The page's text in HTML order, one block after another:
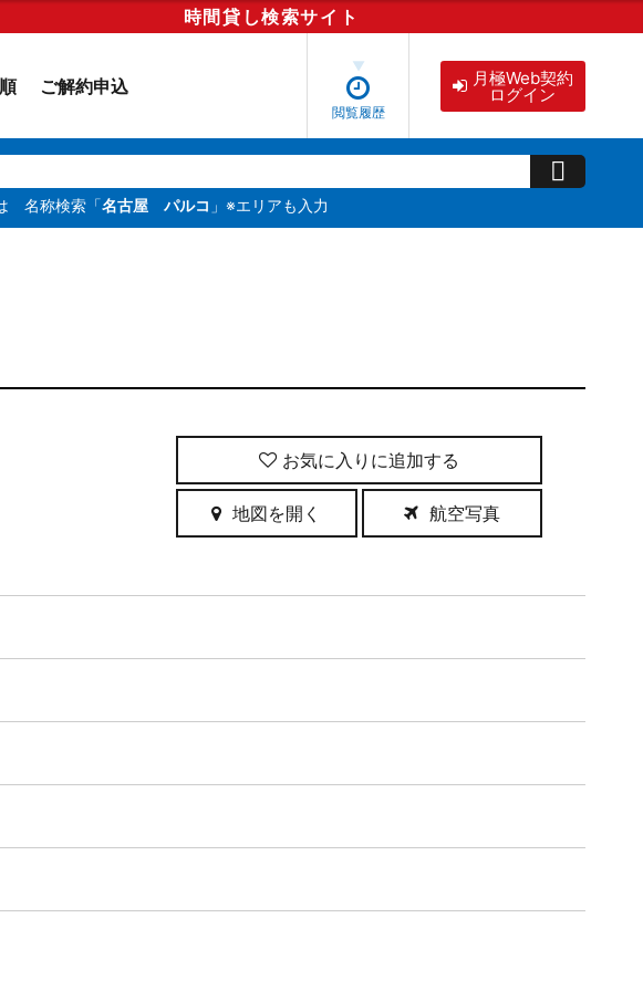
時間貸し検索サイト
ご解約申込
閲覧履歴
月極Web契約
ログイン
名称検索「名古屋 パルコ 」※エリアも入力
お気に入りに追加
地図を開く 航空写真